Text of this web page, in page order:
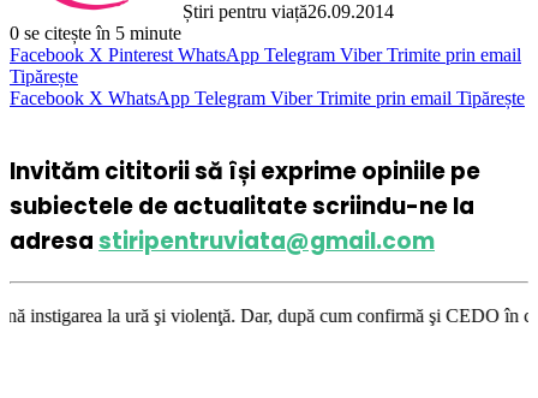
Știri pentru viață26.09.2014
0 se citește în 5 minute
Facebook X Pinterest WhatsApp Telegram Viber Trimite prin email
Tipărește
Facebook X WhatsApp Telegram Viber Trimite prin email Tipărește
Invităm cititorii să își exprime opiniile pe
subiectele de actualitate scriindu-ne la
adresastiripentruviata@gmail.com
şi violenţă. Dar, după cum confirmă şi CEDO în cazul Handyside